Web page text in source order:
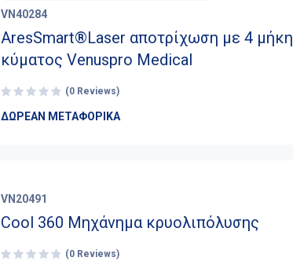
VN40284
AresSmart®Laser αποτρίχωση με 4 μήκη
κύματος Venuspro Medical
(0 Reviews)
ΔΩΡΕΑΝ ΜΕΤΑΦΟΡΙΚΑ
VN20491
Cool 360 Μηχάνημα κρυολιπόλυσης
(0 Reviews)